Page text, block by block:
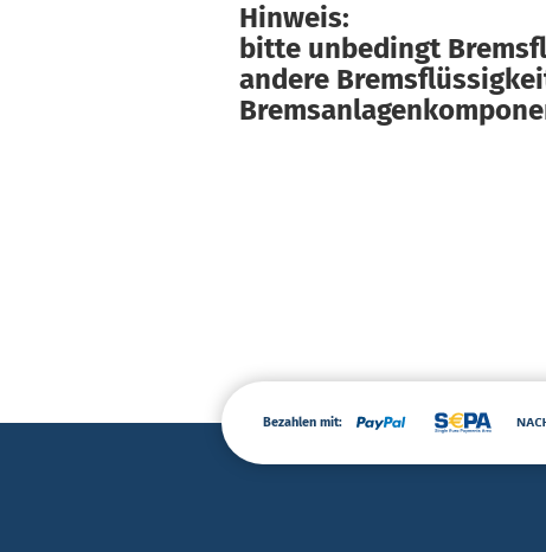
Hinweis:
bitte unbedingt
andere
Bezahlen mit: